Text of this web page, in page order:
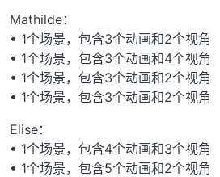
Mathilde：
• 1个场景，包含3个动画和2个视角
• 1个场景，包含3个动画和4个视角
• 1个场景，包含3个动画和2个视角
• 1个场景，包含3个动画和2个视角
Elise：
• 1个场景，包含4个动画和3个视角
• 1个场景，包含5个动画和2个视角